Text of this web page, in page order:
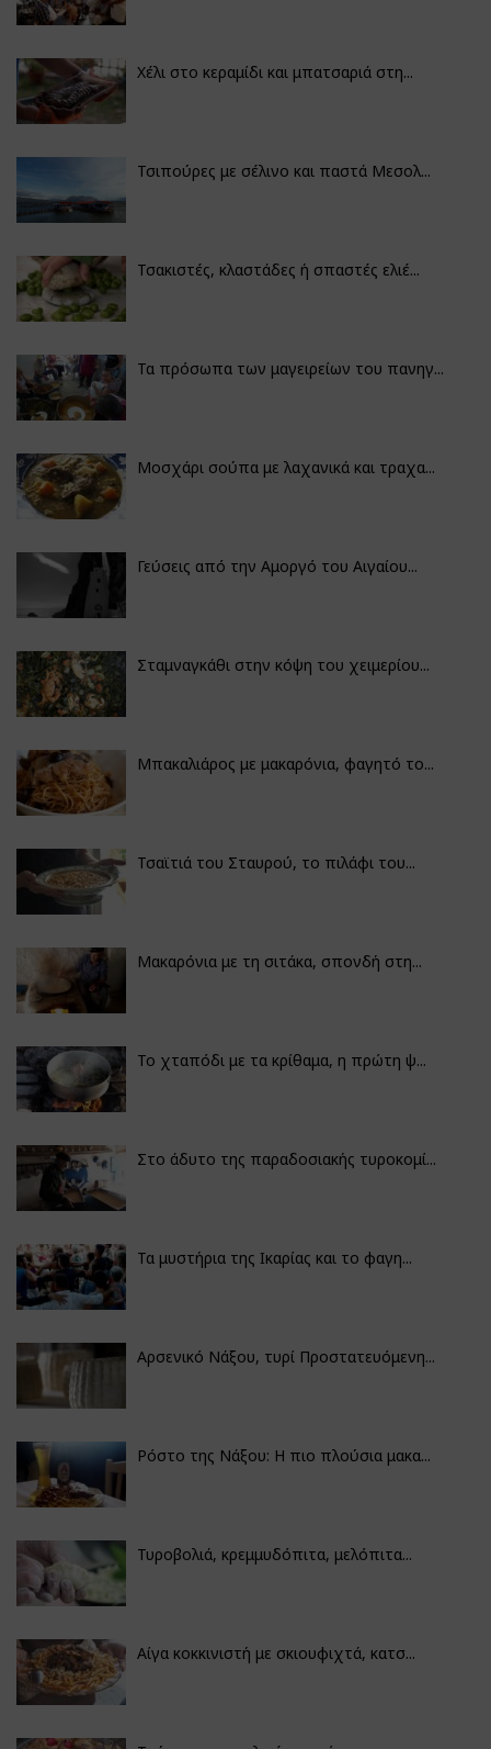
Χέλι στο κεραμίδι και μπατσαριά στη...
Τσιπούρες με σέλινο και παστά Μεσολ...
Τσακιστές, κλαστάδες ή σπαστές ελιέ...
Τα πρόσωπα των μαγειρείων του πανηγ...
Μοσχάρι σούπα με λαχανικά και τραχα...
Γεύσεις από την Αμοργό του Αιγαίου...
Σταμναγκάθι στην κόψη του χειμερίου...
Μπακαλιάρος με μακαρόνια, φαγητό το...
Τσαϊτιά του Σταυρού, το πιλάφι του...
Μακαρόνια με τη σιτάκα, σπονδή στη...
Το χταπόδι με τα κρίθαμα, η πρώτη ψ...
Στο άδυτο της παραδοσιακής τυροκομί...
Τα μυστήρια της Ικαρίας και το φαγη...
Αρσενικό Νάξου, τυρί Προστατευόμενη...
Ρόστο της Νάξου: Η πιο πλούσια μακα...
Τυροβολιά, κρεμμυδόπιτα, μελόπιτα...
Αίγα κοκκινιστή με σκιουφιχτά, κατσ...